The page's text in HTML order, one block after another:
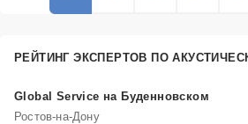
РЕЙТИНГ ЭКСПЕРТОВ ПО
Global Service на Буденновском
Ростов-на-Дону